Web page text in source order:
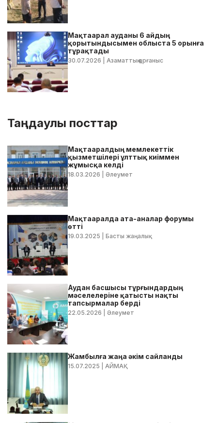
Мақтаарал ауданы 6 айдың
қорытындысымен облыста 5 орынға
тұрақтады
30.07.2026 | Азаматтық қорғаныс
Таңдаулы посттар
Мақтааралдың мемлекеттік
қызметшілері ұлттық киіммен
жұмысқа келді
18.03.2026 | Әлеумет
Мақтааралда ата-аналар форумы
өтті
19.03.2025 | Басты жаңалық
Аудан басшысы тұрғындардың
мәселелеріне қатысты нақты
тапсырмалар берді
22.05.2026 | Әлеумет
Жамбылға жаңа әкім сайланды
15.07.2025 | АЙМАҚ